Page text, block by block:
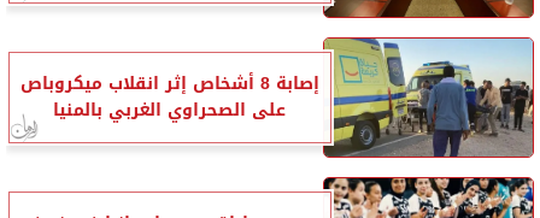
إصابة 8 أشخاص إثر انقلاب ميكروباص
على الصحراوي الغربي بالمنيا